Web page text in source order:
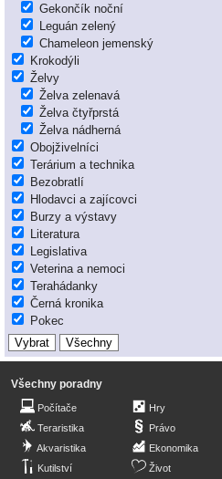
Gekončík noční
Leguán zelený
Chameleon jemenský
Krokodýli
Želvy
Želva zelenavá
Želva čtyřprstá
Želva nádherná
Obojživelníci
Terárium a technika
Bezobratlí
Hlodavci a zajícovci
Burzy a výstavy
Literatura
Legislativa
Veterina a nemoci
Terahádanky
Černá kronika
Pokec
Všechny poradny
Počítače
Teraristika
Akvaristika
Kutilství
Hry
Právo
Ekonomika
Život